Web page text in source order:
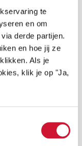
te
en om
derde partijen.
en hoe jij ze
Als je
klik je op "Ja,
voor
onderzoek
Stichting
beschikbaar voor
beschermd